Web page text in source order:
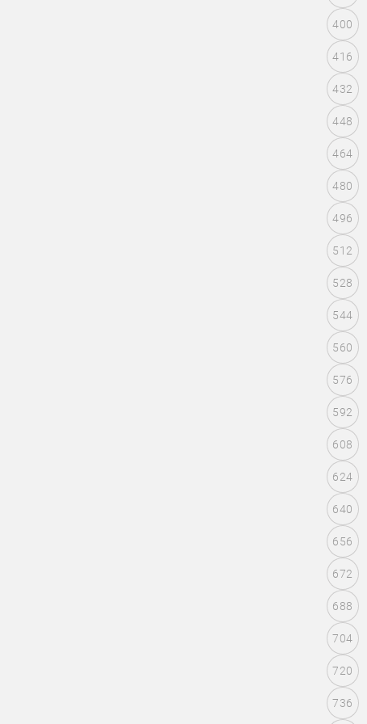
400
416
432
448
464
480
496
512
528
544
560
576
592
608
624
640
656
672
688
704
720
736